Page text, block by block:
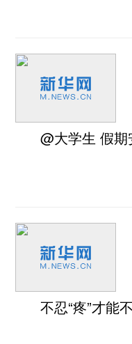
@大学生 假期
不忍“疼”才能